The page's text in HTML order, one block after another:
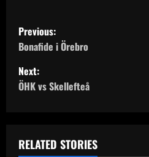
P
o
s
Previous:
Bonafide i Örebro
Next:
ÖHK vs Skellefteå
RELATED STORIES